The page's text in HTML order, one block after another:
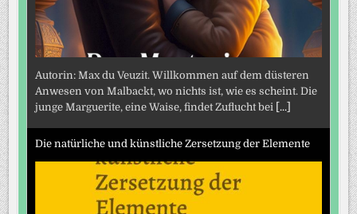
Autorin: Max du Veuzit. Willkommen auf dem düsteren
Anwesen von Malbackt, wo nichts ist, wie es scheint. Die
junge Marguerite, eine Waise, findet Zuflucht bei
[...]
Die natürliche und künstliche Zersetzung der Elemente